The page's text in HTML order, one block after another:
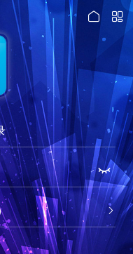



